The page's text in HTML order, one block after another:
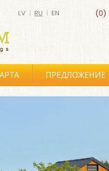
(0)
LV | RU | EN
ПРЕДЛОЖЕНИЕ